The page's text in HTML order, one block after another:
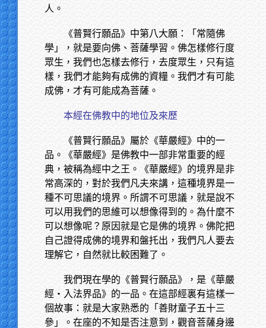
人。
《普賢行願品》中第八大願：「常隨佛
學」，就是要向佛、菩薩學習。佛怎樣修行度
眾生，我們也怎樣去修行，去度眾生，只有這
樣，我們才能夠有成佛的資糧。我們才有可能
成佛，才有可能成為菩薩。
本經在佛教中的地位及來歷
《普賢行願品》屬於《華嚴經》中的一
品。《華嚴經》是佛教中一部非常重要的經
典，被稱為經中之王。《華嚴經》的境界是非
常高深的，對於我們凡夫來講，這種境界是一
種不可思議的境界。所謂不可思議，就是說不
可以用我們的思維可以想像得到的。為什麼不
可以想像呢？原因就是它是佛的境界。佛陀把
自己證得成佛的境界和盤托出，我們凡人要去
理解它，自然就比較困難了。
我們現在學的《普賢行願品》，是《華嚴
經‧入法界品》的一品。在這部經裏有這樣一
個故事：就是大家熟悉的「善財童子五十三
參」。在座的不知是否注意到，觀音菩薩身邊